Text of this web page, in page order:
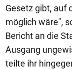
Gesetz gibt, auf
möglich wäre",
Bericht an die
Ausgang
teilte ihr